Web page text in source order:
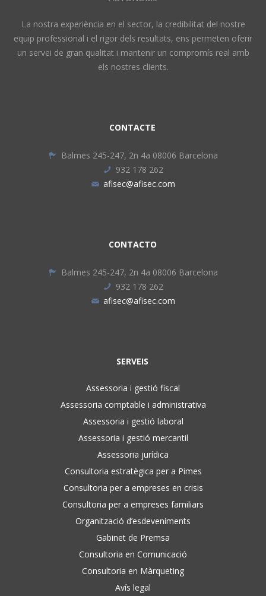
La nostra experiència en el sector, la credibilitat del nostre
equip professional i el rigor dels resultats, ens permeten oferir
un servei de gran qualitat i mantenir un compromís real amb
els nostres clients.
CONTACTE
Balmes 245-247, 2n 4a 08006 Barcelona
932 178 262
afisec@afisec.com
CONTACTO
Balmes 245-247, 2n 4a 08006 Barcelona
932 178 262
afisec@afisec.com
SERVEIS
Assessoria i gestió fiscal
Assessoria comptable i administrativa
Assessoria i gestió laboral
Assessoria i gestió mercantil
Assessoria jurídica
Consultoria estratègica per a Pimes
Consultoria per a empreses en crisis
Consultoria per a empreses familiars
Organització d’esdeveniments
Gabinet de Premsa
Consultoria en Comunicació
Consultoria en Màrqueting
Avís legal